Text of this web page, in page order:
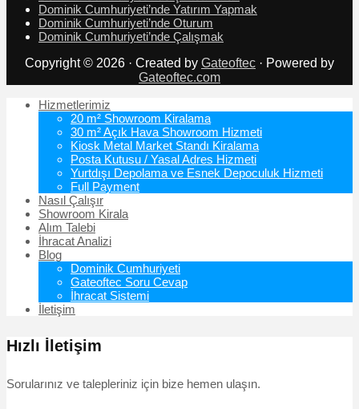
Dominik Cumhuriyeti’nde Yatırım Yapmak
Dominik Cumhuriyeti’nde Oturum
Dominik Cumhuriyeti’nde Çalışmak
Copyright © 2026 · Created by Gateoftec · Powered by
Gateoftec.com
Hizmetlerimiz
20 m² Showroom Kiralama
30 m² Açık Hava Showroom Hizmeti
Kiosk Metal Market Standı Kiralama
Posta Kutusu / Yasal Adres Hizmeti
Yurtdışı Depolama ve Esnek Depoculuk Hizmeti
Full Payment
Nasıl Çalışır
Showroom Kirala
Alım Talebi
İhracat Analizi
Blog
Dominik Cumhuriyeti
Gateoftec Soru Cevap
İhracat Sistemi
İletişim
Hızlı İletişim
Sorularınız ve talepleriniz için bize hemen ulaşın.